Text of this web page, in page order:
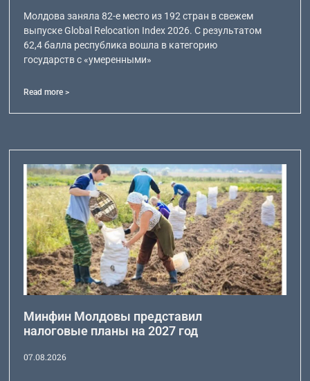
Молдова заняла 82-е место из 192 стран в свежем
выпуске Global Relocation Index 2026. С результатом
62,4 балла республика вошла в категорию
государств с «умеренными»
Read more >
Минфин Молдовы представил
налоговые планы на 2027 год
07.08.2026